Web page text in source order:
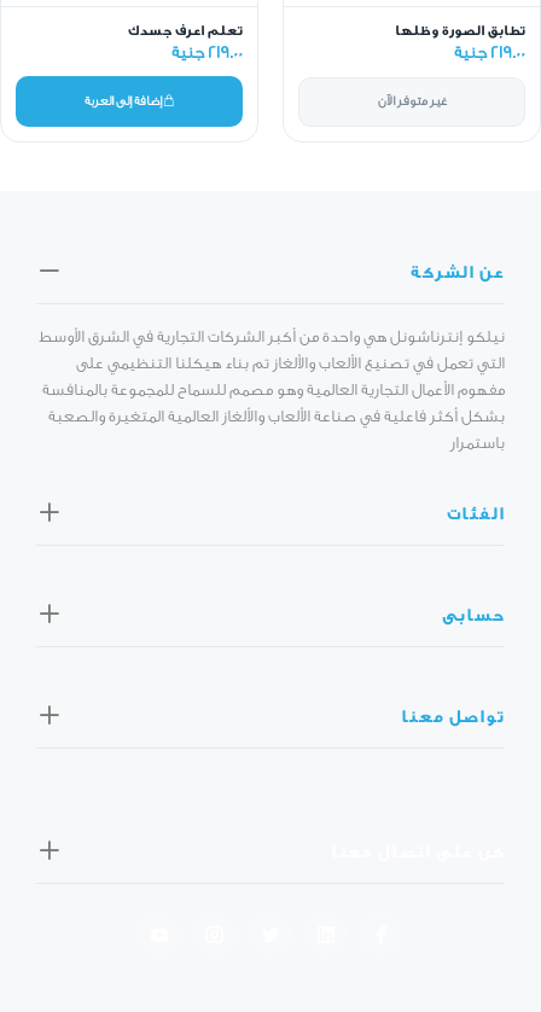
تطابق الصورة وظلها
219.00 جنية
غير متوفر الآن
تعلم اعرف جسدك
219.00 جنية
إضافة إلى العربة
عن الشركة
نيلكو إنترناشونل هي واحدة من أكبر الشركات التجارية في الشرق الأوسط
التي تعمل في تصنيع الألعاب والألغاز تم بناء هيكلنا التنظيمي على
مفهوم الأعمال التجارية العالمية وهو مصمم للسماح للمجموعة بالمنافسة
بشكل أكثر فاعلية في صناعة الألعاب والألغاز العالمية المتغيرة والصعبة
باستمرار
الفئات
حسابى
تواصل معنا